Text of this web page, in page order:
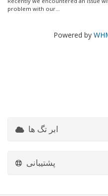
problem with our...
Powered by
ابر تگ ها
پشتیبانی